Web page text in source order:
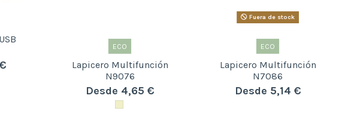
ECO
Lapicero Multifunción
N9076
Desde 4,65 €
Fuera de stock
ECO
Lapicero Multifunción
N7086
Desde 5,14 €